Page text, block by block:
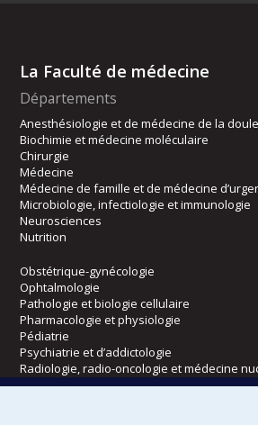
La Faculté de médecine
Départements
Anesthésiologie et de médecine de la
Biochimie et médecine moléculaire
Chirurgie
Médecine
Médecine de famille et de médecine
Microbiologie, infectiologie et immunologie
Neurosciences
Nutrition
Obstétrique-gynécologie
Ophtalmologie
Pathologie et biologie cellulaire
Pharmacologie et physiologie
Pédiatrie
Psychiatrie et d’addictologie
Radiologie, radio-oncologie et médecine